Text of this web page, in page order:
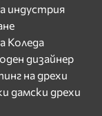
индустрия
Коледа
дизайнер
на дрехи
дамски дрехи